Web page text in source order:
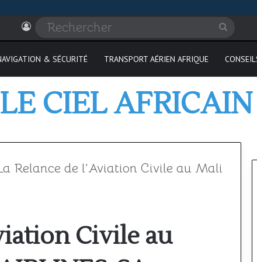
Connexion
& SÉCURITÉ TRANSPORT AÉRIEN AFRIQUE
LE CIEL AFRICAIN
Relance de l’Aviation Civile au Mali
Civile au
passer
son